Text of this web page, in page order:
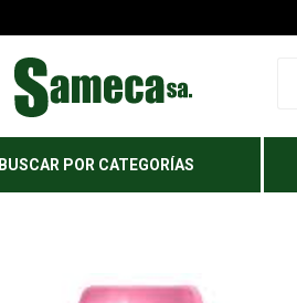
BUSCAR POR CATEGORÍAS